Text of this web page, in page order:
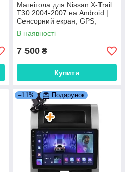
Магнітола для Nissan X-Trail
T30 2004-2007 на Android |
Сенсорний екран, GPS,
Bluetooth, камера заднього
виду
В наявності
7 500 ₴
Купити
–11% Подарунок